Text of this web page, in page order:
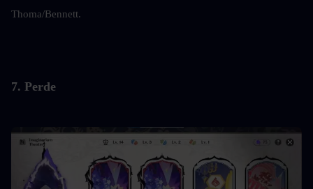
Thoma/Bennett.
7. Perde